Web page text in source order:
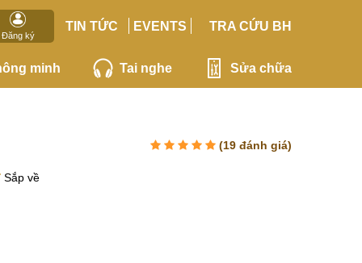
Đăng ký
TIN TỨC EVENTS TRA CỨU BH
minh Tai nghe Sửa chữa
(19 đánh giá)
Sắp về